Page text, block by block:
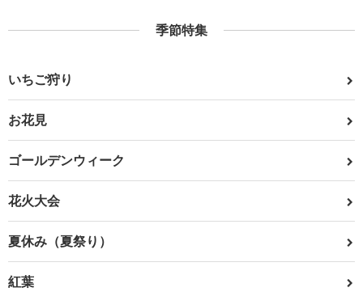
季節特集
いちご狩り
お花見
ゴールデンウィーク
花火大会
夏休み（夏祭り）
紅葉